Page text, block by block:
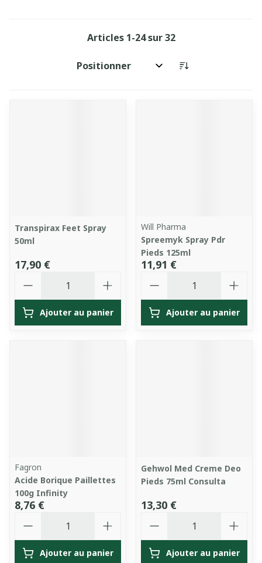
Articles 1-24sur32
Trier par:
Transpirax Feet Spray
50ml
17,90 €
Ajouter au panier
Will Pharma
Spreemyk Spray Pdr
Pieds 125ml
11,91 €
Ajouter au panier
Fagron
Acide Borique Paillettes
100g Infinity
8,76 €
Ajouter au panier
Gehwol Med Creme Deo
Pieds 75ml Consulta
13,30 €
Ajouter au panier